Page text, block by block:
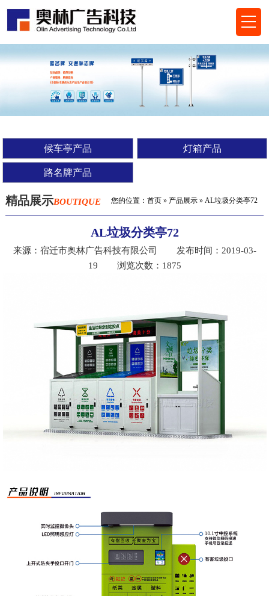
候车亭产品 灯箱产品
路名牌产品
精品展示BOUTIQUE 您的位置：首页 » 产品展示 » AL垃圾分类亭72
AL垃圾分类亭72
来源：宿迁市奥林广告科技有限公司 发布时间：2019-03-
19 浏览次数：1875